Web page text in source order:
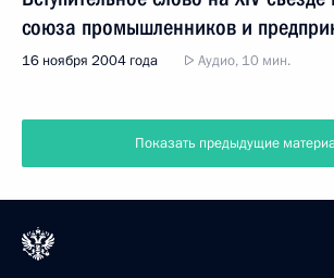
союза промышленников и
16 ноября 2004 года Аудио, 10 мин.
Показать предыдущие